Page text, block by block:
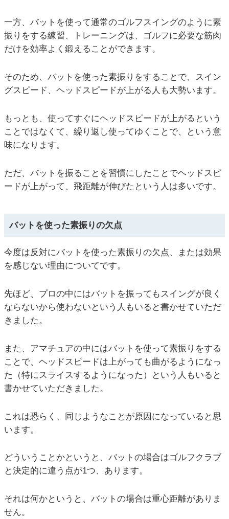
一方、バットを使って通常のゴルフスイングのように素
振りをする練習、トレーニングは、ゴルフに必要な筋肉
だけを効率よく鍛えることができます。
そのため、バットを使った素振りをすることで、スイン
グスピード、ヘッドスピードが上がる人も大勢います。
もっとも、使ってすぐにヘッドスピードが上がるという
ことではなくて、繰り返し使ってゆくことで、という意
味になります。
ただ、バットを振ることを習慣にしたことでヘッドスピ
ードが上がって、飛距離が伸びたという人は多いです。
バットを使った素振りの欠点
今度は反対にバットを使った素振りの欠点、または効果
を感じない理由についてです。
先ほど、プロの中にはバットを振ってもスイングが良く
ならないから使わないという人もいると書かせていただ
きました。
また、アマチュアの中にはバットを使って素振りをする
ことで、ヘッドスピードは上がっても曲がるようになっ
た（特にスライスするようになった）という人もいると
書かせていただきました。
これは恐らく、同じようなことが原因になっていると思
います。
どういうことかというと、バットの場合はゴルフクラブ
と決定的に違う点が1つ、あります。
それは何かというと、バットの場合は重心距離がありま
せん。